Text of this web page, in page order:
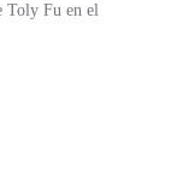
Toly Fu en el